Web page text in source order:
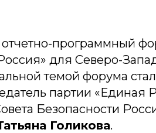
отчетно-программный
для Северо-
темой форума
партии «Единая
Безопасности
Голикова.